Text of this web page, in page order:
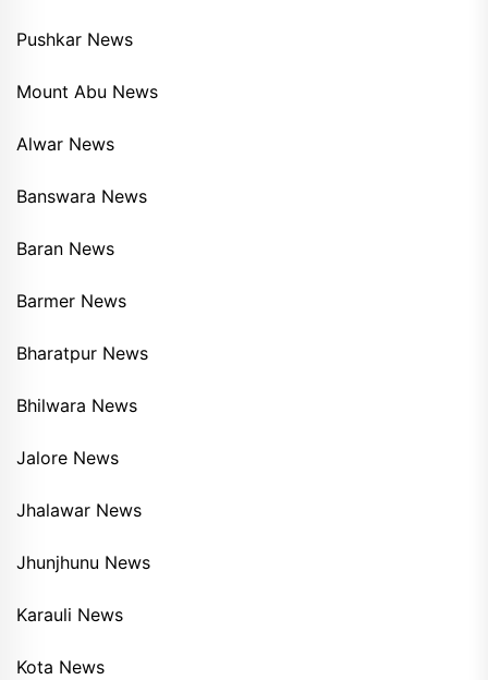
Pushkar News
Mount Abu News
Alwar News
Banswara News
Baran News
Barmer News
Bharatpur News
Bhilwara News
Jalore News
Jhalawar News
Jhunjhunu News
Karauli News
Kota News